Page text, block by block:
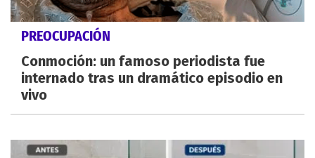
PREOCUPACIÓN
Conmoción: un famoso periodista fue
internado tras un dramático episodio en
vivo